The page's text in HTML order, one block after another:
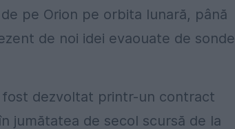
pe Orion pe orbita lunară, până
de noi idei evaouate de sonde
dezvoltat printr-un contract
jumătatea de secol scursă de la